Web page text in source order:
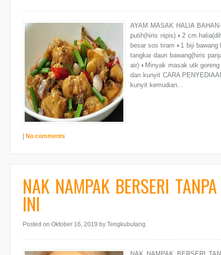
AYAM MASAK HALIA
putih(hiris nipis) ◐2 cm
besar sos tiram ◐1 biji
tangkai daun bawang(hiris
air) ◐Minyak masak utk
dan kunyit CARA
kunyit kemudian...
No comments
NAK NAMPAK BERSERI
INI
Posted on Oktober 16, 2019 by Tengkubutang